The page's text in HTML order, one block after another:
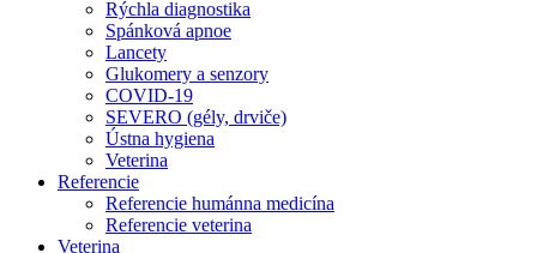
Rýchla diagnostika
Spánková apnoe
Lancety
Glukomery a senzory
COVID-19
SEVERO (gély, drviče)
Ústna hygiena
Veterina
Referencie
Referencie humánna medicína
Referencie veterina
Veterina